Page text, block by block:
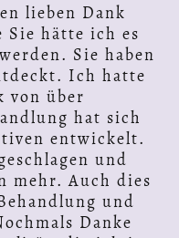
lieben Dank
Sie hätte ich es
Sie haben
Ich hatte
von über
hat sich
entwickelt.
und
mehr. Auch dies
und
Danke